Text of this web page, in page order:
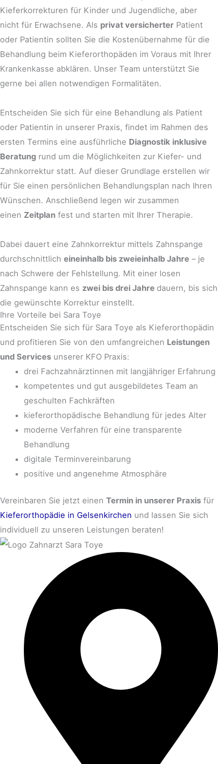
Kieferkorrekturen für Kinder und Jugendliche, aber
nicht für Erwachsene. Als privat versicherter Patient
oder Patientin sollten Sie die Kostenübernahme für die
Behandlung beim Kieferorthopäden im Voraus mit Ihrer
Krankenkasse abklären. Unser Team unterstützt Sie
gerne bei allen notwendigen Formalitäten.
Entscheiden Sie sich für eine Behandlung als Patient
oder Patientin in unserer Praxis, findet im Rahmen des
ersten Termins eine ausführliche Diagnostik inklusive
Beratung rund um die Möglichkeiten zur Kiefer- und
Zahnkorrektur statt. Auf dieser Grundlage erstellen wir
für Sie einen persönlichen Behandlungsplan nach Ihren
Wünschen. Anschließend legen wir zusammen
einen Zeitplan fest und starten mit Ihrer Therapie.
Dabei dauert eine Zahnkorrektur mittels Zahnspange
durchschnittlich eineinhalb bis zweieinhalb Jahre – je
nach Schwere der Fehlstellung. Mit einer losen
Zahnspange kann es zwei bis drei Jahre dauern, bis sich
die gewünschte Korrektur einstellt.
Ihre Vorteile bei Sara Toye
Entscheiden Sie sich für Sara Toye als Kieferorthopädin
und profitieren Sie von den umfangreichen Leistungen
und Services unserer KFO Praxis:
drei Fachzahnärztinnen mit langjähriger Erfahrung
kompetentes und gut ausgebildetes Team an
geschulten Fachkräften
kieferorthopädische Behandlung für jedes Alter
moderne Verfahren für eine transparente
Behandlung
digitale Terminvereinbarung
positive und angenehme Atmosphäre
Vereinbaren Sie jetzt einen Termin in unserer Praxis für
Kieferorthopädie in Gelsenkirchen und lassen Sie sich
individuell zu unseren Leistungen beraten!